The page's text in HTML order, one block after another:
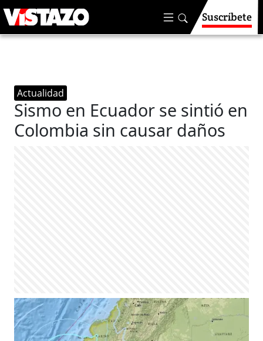
Suscríbete
Actualidad
Sismo en Ecuador se sintió en
Colombia sin causar daños